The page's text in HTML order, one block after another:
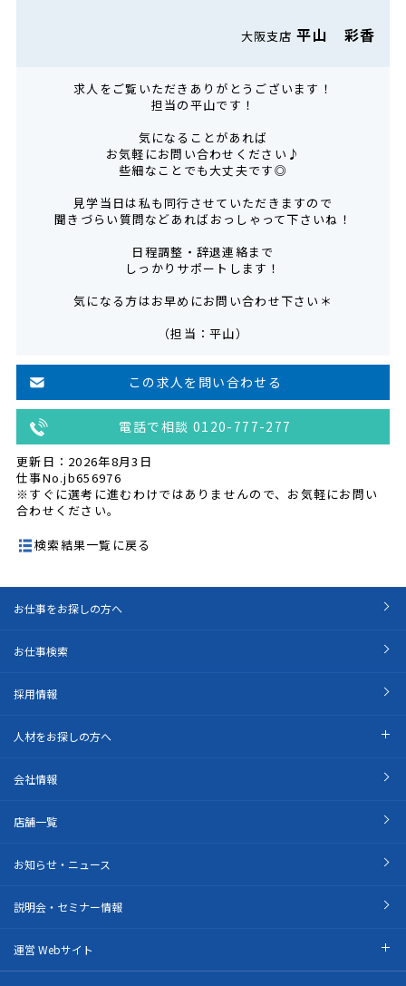
大阪支店平山 彩香
求人をご覧いただきありがとうございます！
担当の平山です！
気になることがあれば
お気軽にお問い合わせください♪
些細なことでも大丈夫です◎
見学当日は私も同行させていただきますので
聞きづらい質問などあればおっしゃって下さいね！
日程調整・辞退連絡まで
しっかりサポートします！
気になる方はお早めにお問い合わせ下さい＊
（担当：平山）
この求人を問い合わせる
電話で相談 0120-777-277
更新日：2026年8月3日
仕事No.jb656976
※すぐに選考に進むわけではありませんので、お気軽にお問い
合わせください。
検索結果一覧に戻る
お仕事をお探しの方へ
お仕事検索
採用情報
人材をお探しの方へ
会社情報
店舗一覧
お知らせ・ニュース
説明会・セミナー情報
運営 Webサイト